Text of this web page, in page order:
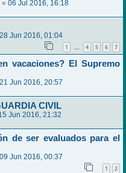
« 06 Jul 2016, 16:18
28 Jun 2016, 01:04
1 … 4 5 6 7
vacaciones? El Supremo
21 Jun 2016, 20:57
CIVIL
Jun 2016, 21:32
de ser evaluados para el
09 Jun 2016, 00:37
1 2